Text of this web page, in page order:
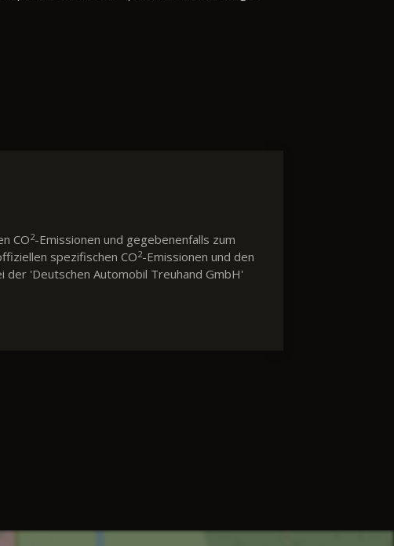
CO2-Emissionen und gegebenenfalls zum
spezifischen CO2-Emissionen und den
'Deutschen Automobil Treuhand GmbH'